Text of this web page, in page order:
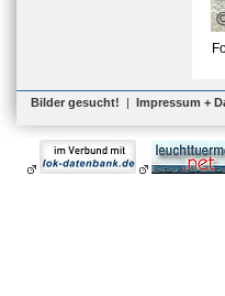
Bilder gesucht! | Impressum +